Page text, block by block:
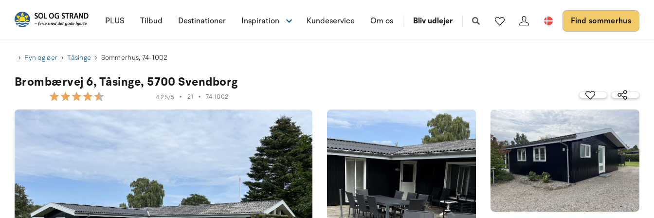
PLUS Tilbud Destinationer Inspiration Kundeservice Om os Bliv udlejer Find sommerhus
Fyn og øer Tåsinge Sommerhus, 74-1002
Brombærvej 6, Tåsinge, 5700 Svendborg
4.25/5 • 21 • 74-1002